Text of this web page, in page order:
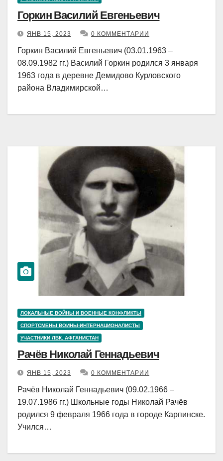
Горкин Василий Евгеньевич
ЯНВ 15, 2023 0 КОММЕНТАРИИ
Горкин Василий Евгеньевич (03.01.1963 –
08.09.1982 гг.) Василий Горкин родился 3 января
1963 года в деревне Демидово Курловского
района Владимирской…
ЛОКАЛЬНЫЕ ВОЙНЫ И ВОЕННЫЕ КОНФЛИКТЫ
СПОРТСМЕНЫ ВОИНЫ-ИНТЕРНАЦИОНАЛИСТЫ
УЧАСТНИКИ ЛВК. АФГАНИСТАН
Рачёв Николай Геннадьевич
ЯНВ 15, 2023 0 КОММЕНТАРИИ
Рачёв Николай Геннадьевич (09.02.1966 –
19.07.1986 гг.) Школьные годы Николай Рачёв
родился 9 февраля 1966 года в городе Карпинске.
Учился…